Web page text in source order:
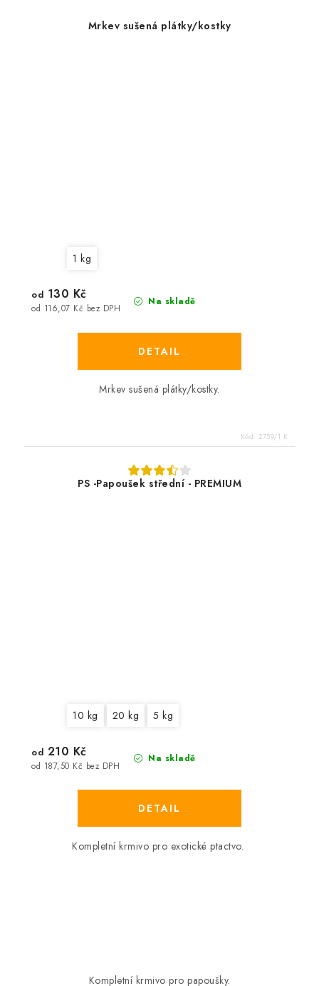
Mrkev sušená plátky/kostky
1 kg
Na skladě
od 116,07 Kč bez DPH
od 130 Kč
Mrkev sušená plátky/kostky.
Kód: 2759/1 K
PS -Papoušek střední - PREMIUM
10 kg 20 kg 5 kg
Na skladě
od 187,50 Kč bez DPH
od 210 Kč
Kompletní krmivo pro exotické ptactvo.
Kompletní krmivo pro papoušky.